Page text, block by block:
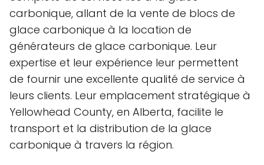
carbonique, allant de la vente de blocs de
glace carbonique à la location de
générateurs de glace carbonique. Leur
expertise et leur expérience leur permettent
de fournir une excellente qualité de service à
leurs clients. Leur emplacement stratégique à
Yellowhead County, en Alberta, facilite le
transport et la distribution de la glace
carbonique à travers la région.